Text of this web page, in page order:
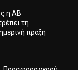
η ΑΒ
τη
πράξη